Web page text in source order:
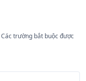
Các trường bắt buộc được